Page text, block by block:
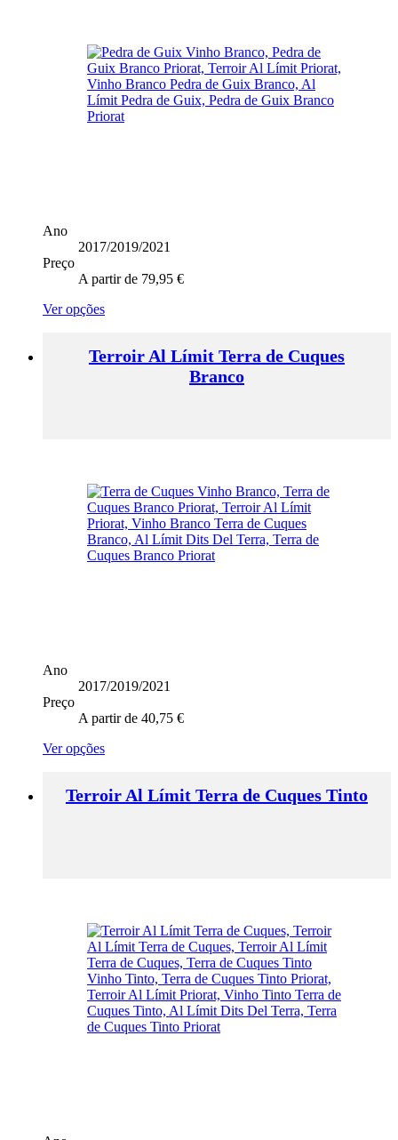
Ano
2017/2019/2021
Preço
A partir de 79,95 €
Ver opçõesThis
multiple
the
product
page
Terroir Al Límit Terra de Cuques
Branco
Ano
2017/2019/2021
Preço
A partir de 40,75 €
Ver opçõesThis
multiple
the
product
page
Terroir Al Límit Terra de Cuques Tinto